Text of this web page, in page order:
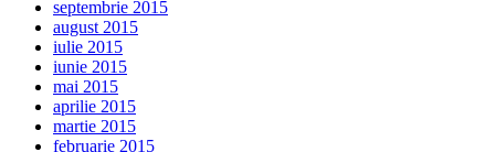
septembrie 2015
august 2015
iulie 2015
iunie 2015
mai 2015
aprilie 2015
martie 2015
februarie 2015